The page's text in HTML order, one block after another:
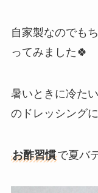
自家製なのでも
ってみました🍀
暑いときに冷た
のドレッシング
お酢習慣で夏バ